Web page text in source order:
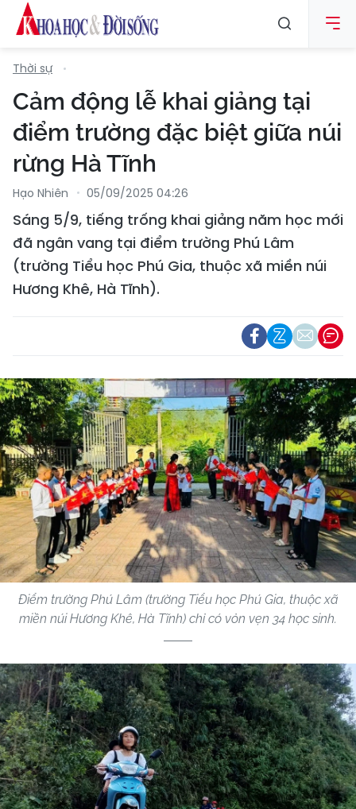
Thời sự
Cảm động lễ khai giảng tại
điểm trường đặc biệt giữa núi
rừng Hà Tĩnh
Hạo Nhiên 05/09/2025 04:26
Sáng 5/9, tiếng trống khai giảng năm học mới
đã ngân vang tại điểm trường Phú Lâm
(trường Tiểu học Phú Gia, thuộc xã miền núi
Hương Khê, Hà Tĩnh).
Điểm trường Phú Lâm (trường Tiểu học Phú Gia, thuộc xã
miền núi Hương Khê, Hà Tĩnh) chỉ có vỏn vẹn 34 học sinh.